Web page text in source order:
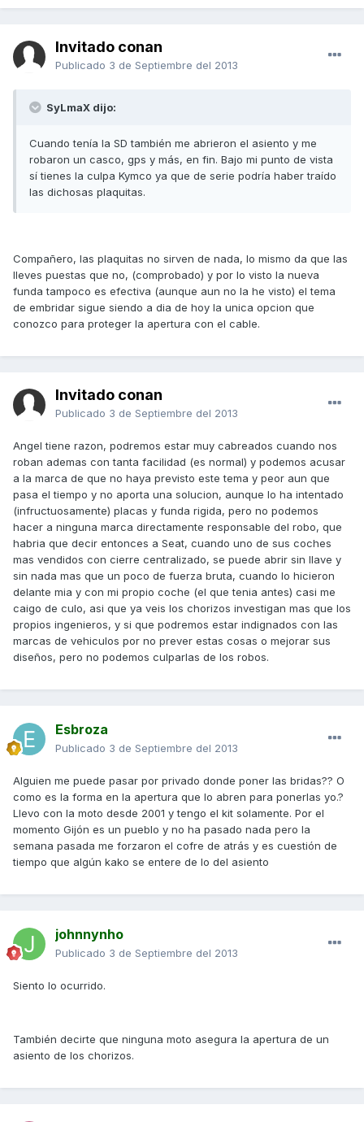
Invitado conan
Publicado 3 de Septiembre del 2013
SyLmaX dijo:
Cuando tenía la SD también me abrieron el asiento y me
robaron un casco, gps y más, en fin. Bajo mi punto de vista
sí tienes la culpa Kymco ya que de serie podría haber traído
las dichosas plaquitas.
Compañero, las plaquitas no sirven de nada, lo mismo da que las
lleves puestas que no, (comprobado) y por lo visto la nueva
funda tampoco es efectiva (aunque aun no la he visto) el tema
de embridar sigue siendo a dia de hoy la unica opcion que
conozco para proteger la apertura con el cable.
Invitado conan
Publicado 3 de Septiembre del 2013
Angel tiene razon, podremos estar muy cabreados cuando nos
roban ademas con tanta facilidad (es normal) y podemos acusar
a la marca de que no haya previsto este tema y peor aun que
pasa el tiempo y no aporta una solucion, aunque lo ha intentado
(infructuosamente) placas y funda rigida, pero no podemos
hacer a ninguna marca directamente responsable del robo, que
habria que decir entonces a Seat, cuando uno de sus coches
mas vendidos con cierre centralizado, se puede abrir sin llave y
sin nada mas que un poco de fuerza bruta, cuando lo hicieron
delante mia y con mi propio coche (el que tenia antes) casi me
caigo de culo, asi que ya veis los chorizos investigan mas que los
propios ingenieros, y si que podremos estar indignados con las
marcas de vehiculos por no prever estas cosas o mejorar sus
diseños, pero no podemos culparlas de los robos.
Esbroza
Publicado 3 de Septiembre del 2013
Alguien me puede pasar por privado donde poner las bridas?? O
como es la forma en la apertura que lo abren para ponerlas yo.?
Llevo con la moto desde 2001 y tengo el kit solamente. Por el
momento Gijón es un pueblo y no ha pasado nada pero la
semana pasada me forzaron el cofre de atrás y es cuestión de
tiempo que algún kako se entere de lo del asiento
johnnynho
Publicado 3 de Septiembre del 2013
Siento lo ocurrido.
También decirte que ninguna moto asegura la apertura de un
asiento de los chorizos.